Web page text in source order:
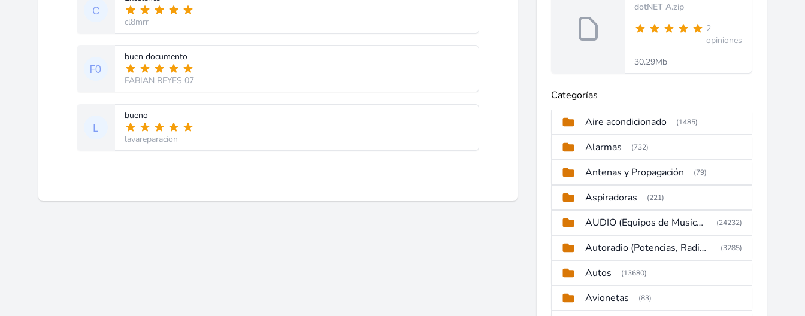
cl8mrr
buen documento
FABIAN REYES 07
bueno
lavareparacion
dotNET A.zip
2
opiniones
30.29Mb
Categorías
Aire acondicionado (1485)
Alarmas (732)
Antenas y Propagación (79)
Aspiradoras (221)
AUDIO (Equipos de Musica, Amplificadores, Reproductores, Etc) (24232)
Autoradio (Potencias, Radios y DVD) (3285)
Autos (13680)
Avionetas (83)